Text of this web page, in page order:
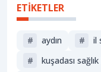
ETİKETLER
# aydın #
il
#
kuşadası